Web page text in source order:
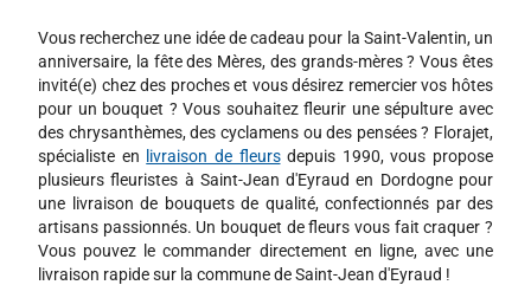
Vous recherchez une idée de cadeau pour la Saint-Valentin, un
anniversaire, la fête des Mères, des grands-mères ? Vous êtes
invité(e) chez des proches et vous désirez remercier vos hôtes
pour un bouquet ? Vous souhaitez fleurir une sépulture avec
des chrysanthèmes, des cyclamens ou des pensées ? Florajet,
spécialiste en
livraison de fleursdepuis 1990, vous propose
plusieurs fleuristes à Saint-Jean d'Eyraud en Dordogne pour
une livraison de bouquets de qualité, confectionnés par des
artisans passionnés. Un bouquet de fleurs vous fait craquer ?
Vous pouvez le commander directement en ligne, avec une
livraison rapide sur la commune de Saint-Jean d'Eyraud !